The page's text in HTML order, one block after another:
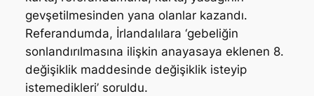
gevşetilmesinden yana olanlar kazandı.
Referandumda, İrlandalılara ‘gebeliğin
sonlandırılmasına ilişkin anayasaya eklenen 8.
değişiklik maddesinde değişiklik isteyip
istemedikleri’ soruldu.